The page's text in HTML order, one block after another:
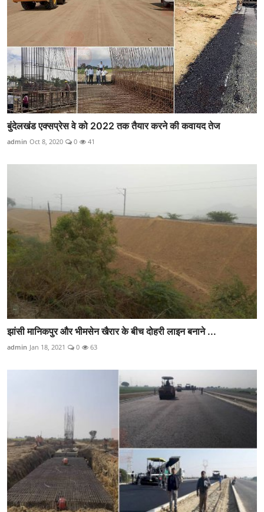
बुंदेलखंड एक्सप्रेस वे को 2022 तक तैयार करने की कवायद तेज
admin Oct 8, 2020 0 41
झांसी मानिकपुर और भीमसेन खैरार के बीच दोहरी लाइन बनाने ...
admin Jan 18, 2021 0 63